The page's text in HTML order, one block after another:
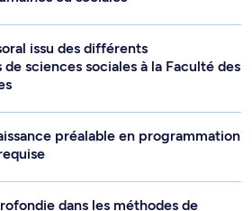
issu des différents
sciences sociales à la Faculté des
préalable en programmation
dans les méthodes de